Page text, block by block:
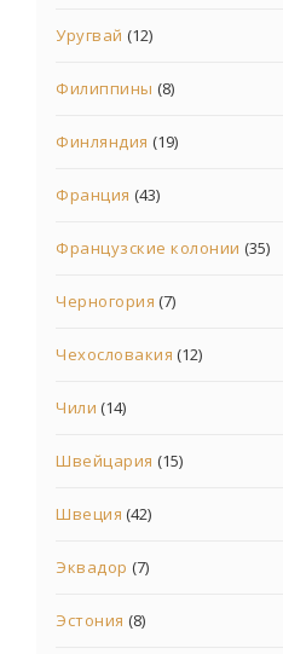
Уругвай (12)
Филиппины (8)
Финляндия (19)
Франция (43)
Французские колонии (35)
Черногория (7)
Чехословакия (12)
Чили (14)
Швейцария (15)
Швеция (42)
Эквадор (7)
Эстония (8)